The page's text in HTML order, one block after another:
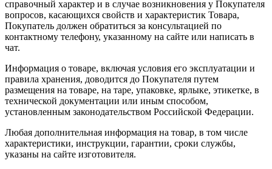
справочный характер и в случае возникновения у Покупателя
вопросов, касающихся свойств и характеристик Товара,
Покупатель должен обратиться за консультацией по
контактному телефону, указанному на сайте или написать в
чат.
Информация о товаре, включая условия его эксплуатации и
правила хранения, доводится до Покупателя путем
размещения на товаре, на таре, упаковке, ярлыке, этикетке, в
технической документации или иным способом,
установленным законодательством Российской Федерации.
Любая дополнительная информация на товар, в том числе
характеристики, инструкции, гарантии, сроки службы,
указаны на сайте изготовителя.